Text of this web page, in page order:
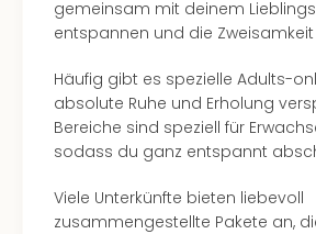
gemeinsam mit deinem
entspannen und die
Häufig gibt es spezielle Adults-
absolute Ruhe und Erholung
Bereiche sind speziell für
sodass du ganz entspannt
Viele Unterkünfte bieten liebevoll
zusammengestellte Pakete an,